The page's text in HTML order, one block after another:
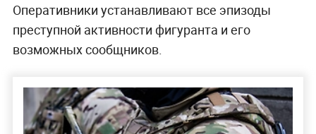
Оперативники устанавливают все эпизоды
преступной активности фигуранта и его
возможных сообщников.